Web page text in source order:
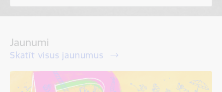
Jaunumi
Skatīt visus jaunumus